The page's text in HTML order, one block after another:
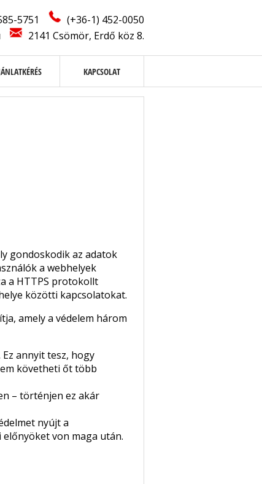
5751
(+36-1) 452-0050
2141 Csömör, Erdő köz 8.
KAPCSOLAT
gondoskodik az adatok
a webhelyek
a HTTPS protokollt
közötti kapcsolatokat.
amely a védelem három
annyit tesz, hogy
követheti őt több
– történjen ez akár
nyújt a
von maga után.